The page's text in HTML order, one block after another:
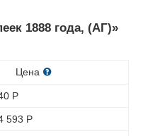
1888 года, (АГ)»
Цена
Р
593 Р